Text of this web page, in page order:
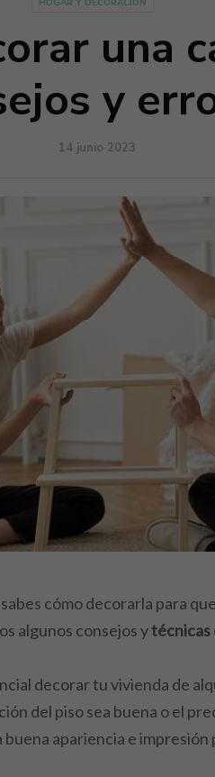
HOGAR Y DECORACIÓN
una
y
14 junio 2023
cómo decorarla para
algunos consejos ytécnicas
decorar tu vivienda de
del piso sea buena o el
buena apariencia e